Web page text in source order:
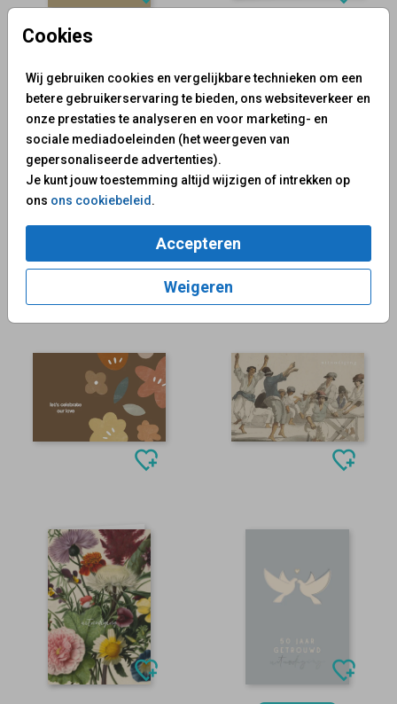
Cookies
Wij gebruiken cookies en vergelijkbare technieken om een
betere gebruikerservaring te bieden, ons websiteverkeer en
onze prestaties te analyseren en voor marketing- en
sociale mediadoeleinden (het weergeven van
gepersonaliseerde advertenties).
Je kunt jouw toestemming altijd wijzigen of intrekken op
ons ons cookiebeleid .
Accepteren
Weigeren
Foliedruk